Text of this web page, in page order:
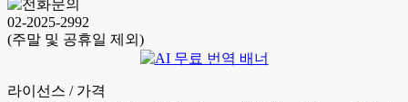
02-2025-2992
(주말 및 공휴일 제외)
라이선스 / 가격